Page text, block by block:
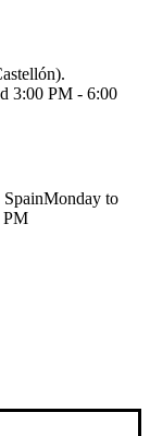
3:00 PM - 6:00
Monday to
PM